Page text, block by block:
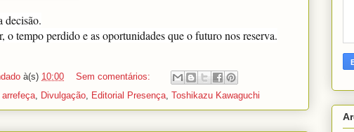
decisão.
o tempo perdido e as oportunidades que o futuro nos reserva.
à(s) 10:00
Sem comentários:
, Divulgação, Editorial Presença, Toshikazu Kawaguchi